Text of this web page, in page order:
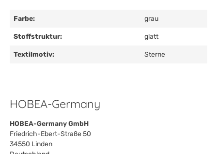
Farbe: grau
Stoffstruktur: glatt
Textilmotiv: Sterne
HOBEA-Germany
HOBEA-Germany GmbH
Friedrich-Ebert-Straße 50
34550 Linden